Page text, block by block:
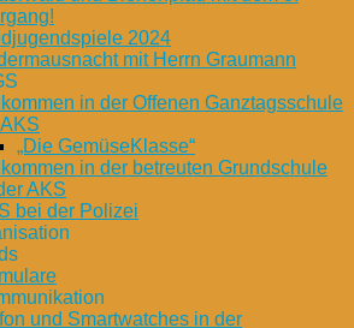
2024
mit Herrn Graumann
in der Offenen Ganztagsschule
„Die GemüseKlasse“
in der betreuten Grundschule
AKS
bei der Polizei
und Smartwatches in der